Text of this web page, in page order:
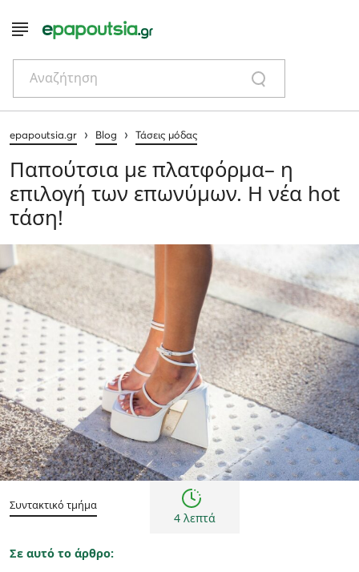
Αναζήτηση
epapoutsia.gr › Blog › Τάσεις μόδας
Παπούτσια με πλατφόρμα– η
επιλογή των επωνύμων. Η νέα hot
τάση!
Τάσεις μόδας
Συντακτικό τμήμα
4 λεπτά
Σε αυτό το άρθρο: